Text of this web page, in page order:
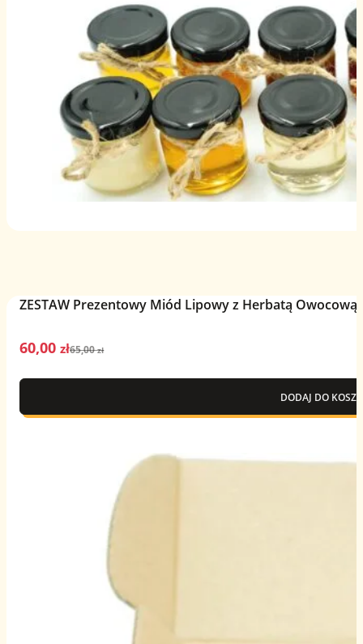
ZESTAW Prezentowy Miód Lipowy z Herbatą Owocową
65,00złPierwotna
65,00 zł.
60,00zł
Aktualna
60,00 zł.
DODAJ DO